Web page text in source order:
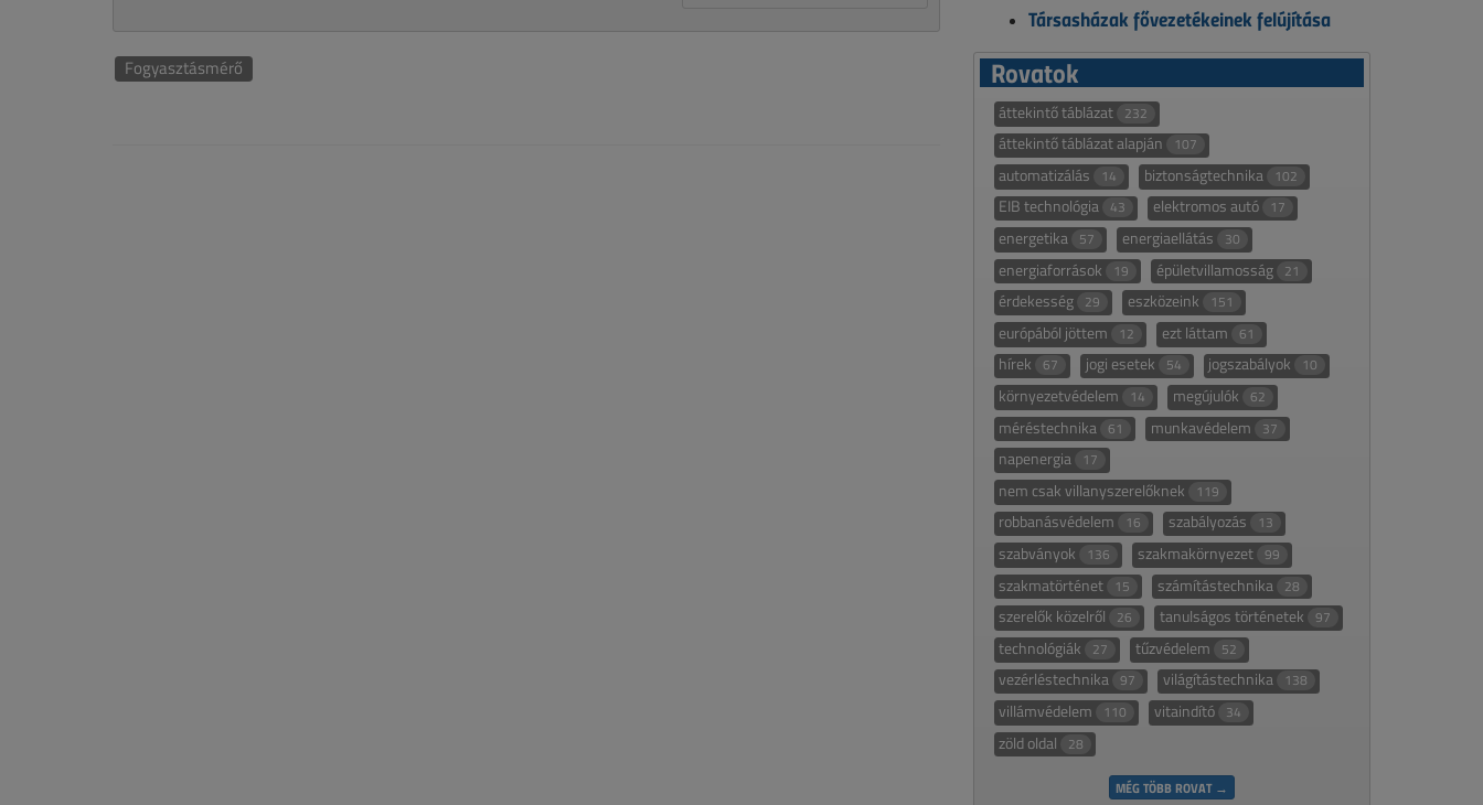
Fogyasztásmérő
Társasházak fővezetékeinek felújítása
Rovatok
áttekintő táblázat 232
áttekintő táblázat alapján 107
automatizálás 14 biztonságtechnika 102
EIB technológia 43 elektromos autó 17
energetika 57 energiaellátás 30
energiaforrások 19 épületvillamosság 21
érdekesség 29 eszközeink 151
európából jöttem 12 ezt láttam 61
hírek 67 jogi esetek 54 jogszabályok 10
környezetvédelem 14 megújulók 62
méréstechnika 61 munkavédelem 37
napenergia 17
nem csak villanyszerelőknek 119
robbanásvédelem 16 szabályozás 13
szabványok 136 szakmakörnyezet 99
szakmatörténet 15 számítástechnika 28
szerelők közelről 26 tanulságos történetek 97
technológiák 27 tűzvédelem 52
vezérléstechnika 97 világítástechnika 138
villámvédelem 110 vitaindító 34
zöld oldal 28
MÉG TÖBB ROVAT →